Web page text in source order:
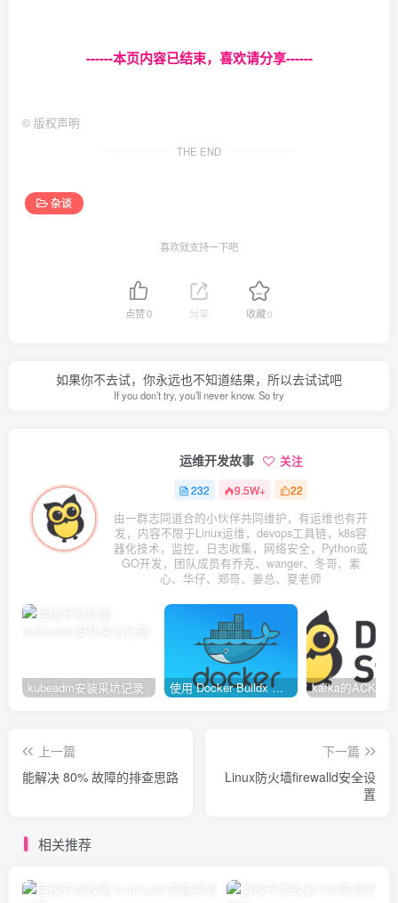
------本页内容已结束，喜欢请分享------
© 版权声明
THE END
杂谈
喜欢就支持一下吧
点赞0 分享 收藏0
如果你不去试，你永远也不知道结果，所以去试试吧
If you don’t try, you’ll never know. So try
运维开发故事 关注
232 9.5W+ 22
由一群志同道合的小伙伴共同维护，有运维也有开
发，内容不限于Linux运维，devops工具链，k8s容
器化技术，监控，日志收集，网络安全，Python或
GO开发，团队成员有乔克、wanger、冬哥、素
心、华仔、郑哥、姜总、夏老师
kubeadm安装采坑记录 使用 Docker Buildx 构建多种系统架构镜像
上一篇
能解决 80% 故障的排查思路
下一篇
Linux防火墙firewalld安全设
置
相关推荐